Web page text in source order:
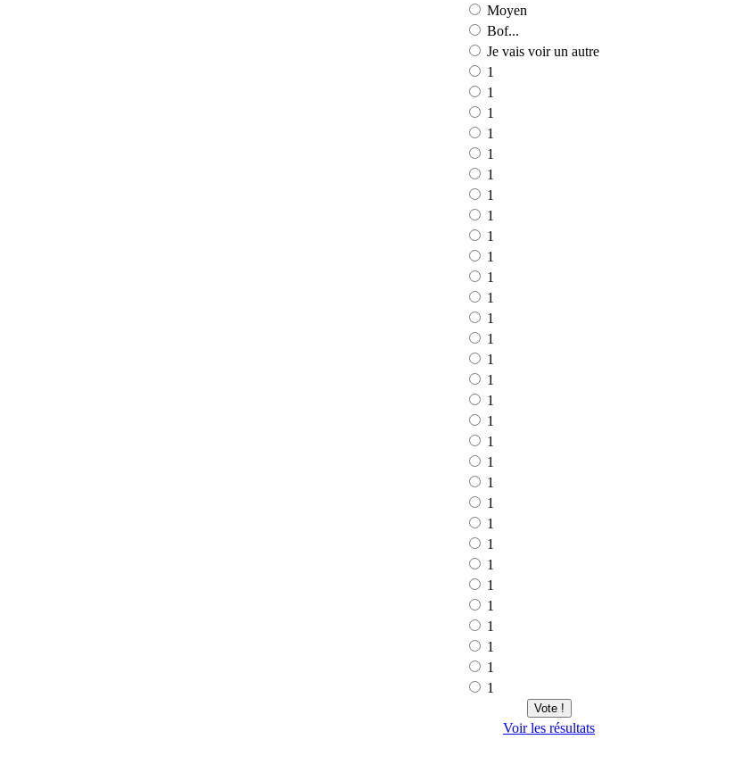
Moyen
Bof...
Je vais voir un autre
1
1
1
1
1
1
1
1
1
1
1
1
1
1
1
1
1
1
1
1
1
1
1
1
1
1
1
1
1
1
1
Vote !
Voir les résultats